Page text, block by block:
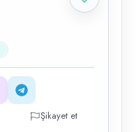
Şikayet et